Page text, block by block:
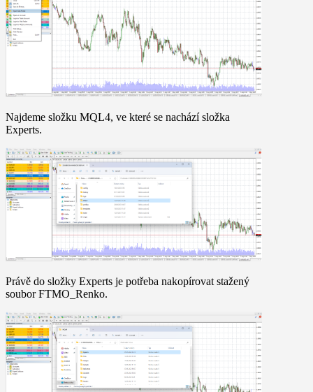
Najdeme složku MQL4, ve které se nachází složka
Experts.
Právě do složky Experts je potřeba nakopírovat stažený
souborFTMO_Renko.